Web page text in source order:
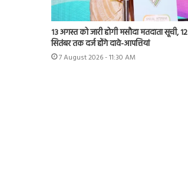
13 अगस्त को जारी होगी मसौदा मतदाता सूची, 12
सितंबर तक दर्ज होंगे दावे-आपत्तियां
7 August 2026 - 11:30 AM